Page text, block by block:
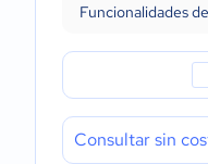
Funcionalidades
Consultar sin